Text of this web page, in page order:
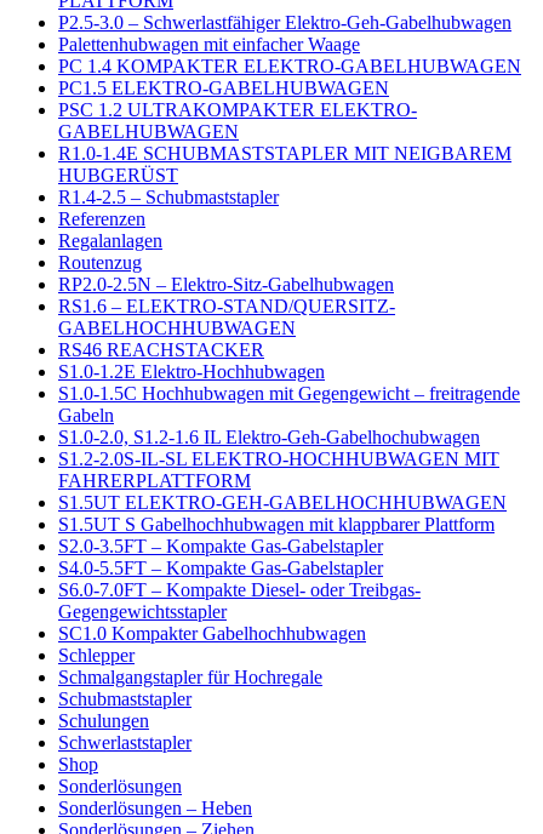
P2.5-3.0 – Schwerlastfähiger Elektro-Geh-Gabelhubwagen
Palettenhubwagen mit einfacher Waage
PC 1.4 KOMPAKTER ELEKTRO-GABELHUBWAGEN
PC1.5 ELEKTRO-GABELHUBWAGEN
PSC 1.2 ULTRAKOMPAKTER ELEKTRO-
GABELHUBWAGEN
R1.0-1.4E SCHUBMASTSTAPLER MIT NEIGBAREM
HUBGERÜST
R1.4-2.5 – Schubmaststapler
Referenzen
Regalanlagen
Routenzug
RP2.0-2.5N – Elektro-Sitz-Gabelhubwagen
RS1.6 – ELEKTRO-STAND/QUERSITZ-
GABELHOCHHUBWAGEN
RS46 REACHSTACKER
S1.0-1.2E Elektro-Hochhubwagen
S1.0-1.5C Hochhubwagen mit Gegengewicht – freitragende
Gabeln
S1.0-2.0, S1.2-1.6 IL Elektro-Geh-Gabelhochubwagen
S1.2-2.0S-IL-SL ELEKTRO-HOCHHUBWAGEN MIT
FAHRERPLATTFORM
S1.5UT ELEKTRO-GEH-GABELHOCHHUBWAGEN
S1.5UT S Gabelhochhubwagen mit klappbarer Plattform
S2.0-3.5FT – Kompakte Gas-Gabelstapler
S4.0-5.5FT – Kompakte Gas-Gabelstapler
S6.0-7.0FT – Kompakte Diesel- oder Treibgas-
Gegengewichtsstapler
SC1.0 Kompakter Gabelhochhubwagen
Schlepper
Schmalgangstapler für Hochregale
Schubmaststapler
Schulungen
Schwerlaststapler
Shop
Sonderlösungen
Sonderlösungen – Heben